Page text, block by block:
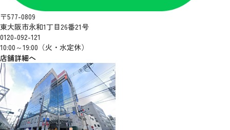
〒577-0809
東大阪市永和1丁目26番21号
0120-092-121
10:00～19:00（火・水定休）
店舗詳細へ